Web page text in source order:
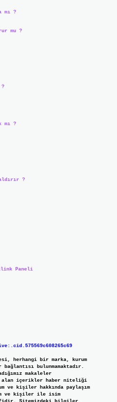
mı ?
mu ?
mı ?
?
herhangi bir marka, kurum
bulunmamaktadır.
makaleler
alan içerikler haber niteliği
ve kişiler hakkında paylaşım
ve kişiler ile isim